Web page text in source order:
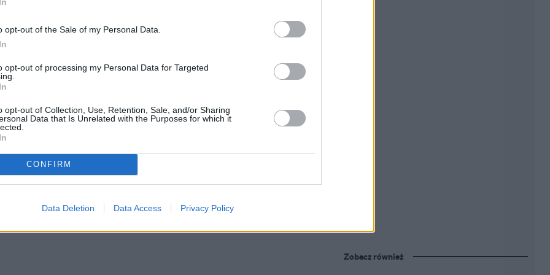
opt-out of the Sale of my Personal Data.
opt-out of processing my Personal Data for Targeted
opt-out of Collection, Use, Retention, Sale, and/or Sharing
Data that Is Unrelated with the Purposes for which it
CONFIRM
Data Deletion Data Access Privacy Policy
Zobacz również